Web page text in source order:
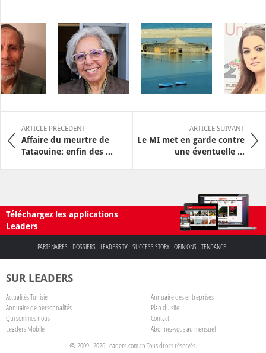
ARTICLE PRÉCÉDENT
Affaire du meurtre de
Tataouine: enfin des ...
ARTICLE SUIVANT
Le MI met en garde contre
une éventuelle ...
Téléchargez les applications
Leaders
PARTENAIRES DOSSIERS LEADERS TV SUCCESS STORY OPINIONS TENDANCE
SUR LEADERS
Actualités Tunisie
Annuaire des entreprises
Annuaire de personnalités
Plan du site
Qui sommes nous
Contact
Leaders Mobile
Abonnez-vous au mensuel
© 2009 - 2026 Leaders.com.tn Tous droits réservés.